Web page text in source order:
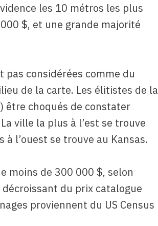
les 10 métros les plus
$, et une grande majorité
considérées comme du
de la carte. Les élitistes de la
être choqués de constater
ville la plus à l’est se trouve
l’ouest se trouve au Kansas.
moins de 300 000 $, selon
du prix catalogue
proviennent du US Census